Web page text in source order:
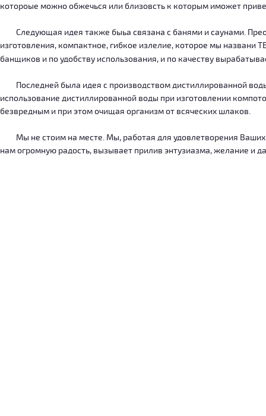
котороые можно обжечься или близовсть к которым иможет
Следующая идея также быьа связана с банями и саунами.
изготовления, компактное, гибкое излелие, которое мы
банщиков и по удобству использования, и по качеству
Последней была идея с производством дистиллированной
использование дистиллированной воды при изготовлении
безвредным и при этом очищая организм от всяческих шлаков.
Мы не стоим на месте. Мы, работая для удовлетворения Ваших
нам огромную радость, вызывает прилив энтузиазма, желание и